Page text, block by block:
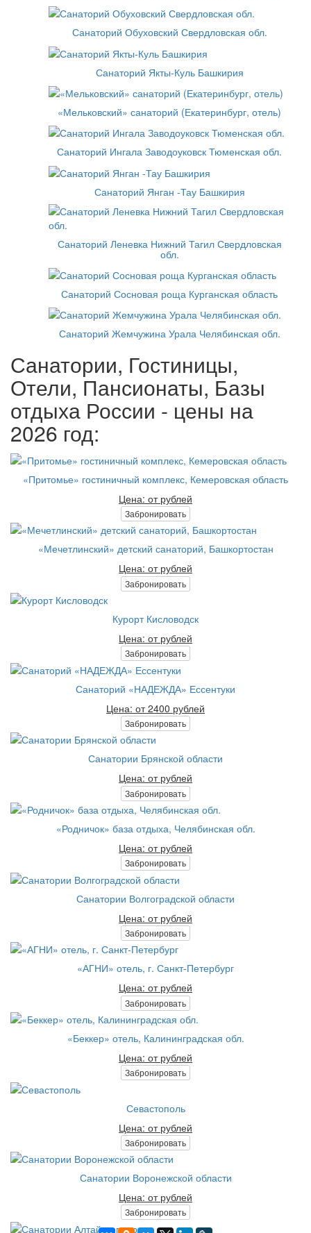
Санаторий Обуховский Свердловская обл.
Санаторий Якты-Куль Башкирия
«Мельковский» санаторий (Екатеринбург, отель)
Санаторий Ингала Заводоуковск Тюменская обл.
Санаторий Янган -Тау Башкирия
Санаторий Леневка Нижний Тагил Свердловская
обл.
Санаторий Сосновая роща Курганская область
Санаторий Жемчужина Урала Челябинская обл.
Санатории, Гостиницы,
Отели, Пансионаты, Базы
отдыха России - цены на
2026 год:
«Притомье» гостиничный комплекс, Кемеровская область
Цена: от рублей
Забронировать
«Мечетлинский» детский санаторий, Башкортостан
Цена: от рублей
Забронировать
Курорт Кисловодск
Цена: от рублей
Забронировать
Санаторий «НАДЕЖДА» Ессентуки
Цена: от 2400 рублей
Забронировать
Санатории Брянской области
Цена: от рублей
Забронировать
«Родничок» база отдыха, Челябинская обл.
Цена: от рублей
Забронировать
Санатории Волгоградской области
Цена: от рублей
Забронировать
«АГНИ» отель, г. Санкт-Петербург
Цена: от рублей
Забронировать
«Беккер» отель, Калининградская обл.
Цена: от рублей
Забронировать
Севастополь
Цена: от рублей
Забронировать
Санатории Воронежской области
Цена: от рублей
Забронировать